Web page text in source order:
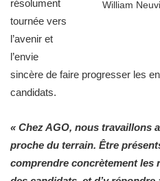
William
résolument
tournée vers
l’avenir et
l’envie
sincère de faire progresser les
candidats.
« Chez AGO, nous travaillons
proche du terrain. Être
comprendre concrètement les